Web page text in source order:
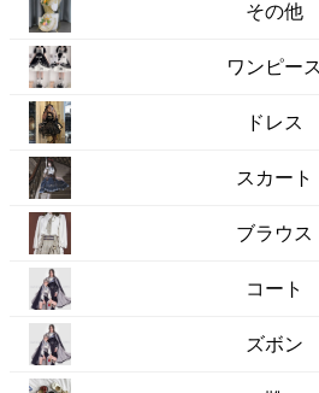
その他
ワンピース
ドレス
スカート
ブラウス
コート
ズボン